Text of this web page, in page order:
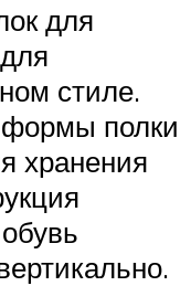
для
стиле.
полки
хранения